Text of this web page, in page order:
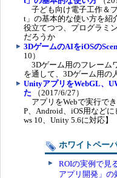
子ども向け電子工作＆
t」の基本的な使い方を紹
役立てつつ、プログラミ
だろうか
3DゲームのAIをiOSの
10）
3Dゲーム用のフレーム
を通して、3Dゲーム用の
UnityアプリをWebGL、
た （2017/6/27）
アプリをWebで実行で
P、Android、iOS用など
ws 10、Unity 5.6に対応】
ホワイトペー
ROIの実例で見
アプリ開発」の